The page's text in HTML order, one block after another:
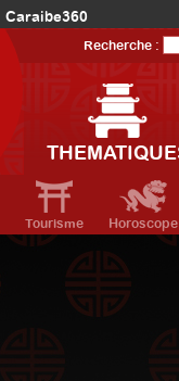
Caraibe360
AmériqueDuNord360
Recherche :
Tourisme Horoscope